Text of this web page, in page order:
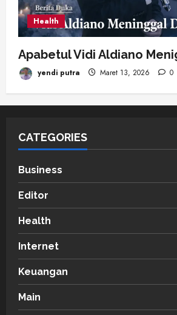
Health
Apabetul Vidi Aldiano
yendi putra Maret 13, 2026 0
CATEGORIES
Business
Editor
Health
Internet
Keuangan
Main